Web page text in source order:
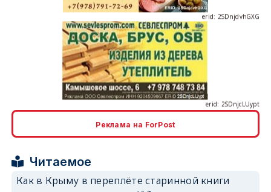
Реклама на ForPost
Читаемое
Как в Крыму в переплёте старинной книги